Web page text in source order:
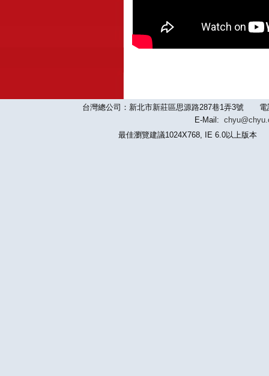
台灣總公司：新北市新莊區思源路287巷1弄3號
E-Mail:
最佳瀏覽建議1024X768, IE 6.0以上版本